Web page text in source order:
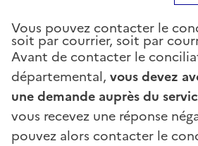
Vous pouvez contacter le
soit par courrier, soit par
Avant de contacter le
départemental, vous devez
une demande auprès du
vous recevez une réponse
pouvez alors contacter le